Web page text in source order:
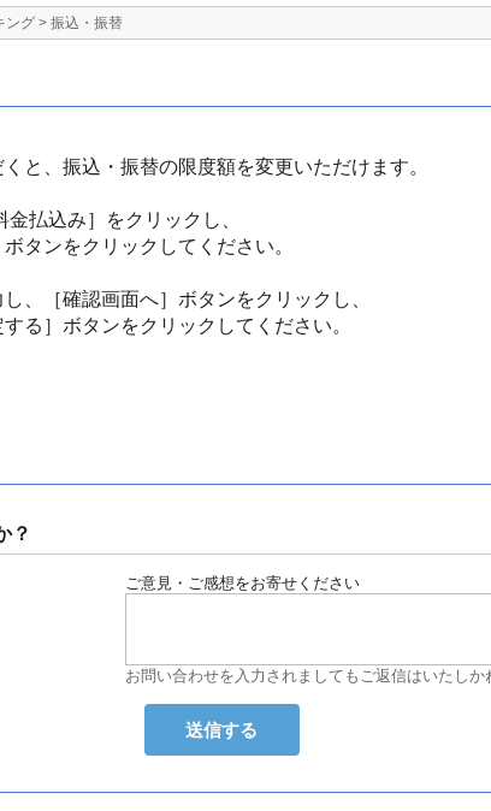
ング > 振込・振替
と、振込・振替の限度額を変更いただけます。
払込み］をクリックし、
タンをクリックしてください。
、［確認画面へ］ボタンをクリックし、
る］ボタンをクリックしてください。
？
ご意見・ご感想をお寄せください
お問い合わせを入力されましてもご返信はいたしか